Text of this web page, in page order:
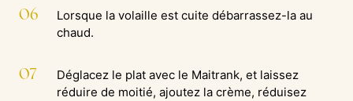
06
Lorsque la volaille est cuite débarrassez-la au
chaud.
07
Déglacez le plat avec le Maitrank, et laissez
réduire de moitié, ajoutez la crème, réduisez